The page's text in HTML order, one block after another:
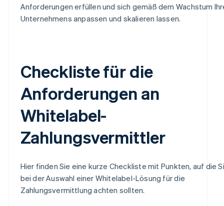
Anforderungen erfüllen und sich gemäß dem Wachstum
Unternehmens anpassen und skalieren lassen.
Checkliste für die
Anforderungen an
Whitelabel-
Zahlungsvermittler
Hier finden Sie eine kurze Checkliste mit Punkten, auf die
bei der Auswahl einer Whitelabel-Lösung für die
Zahlungsvermittlung achten sollten.